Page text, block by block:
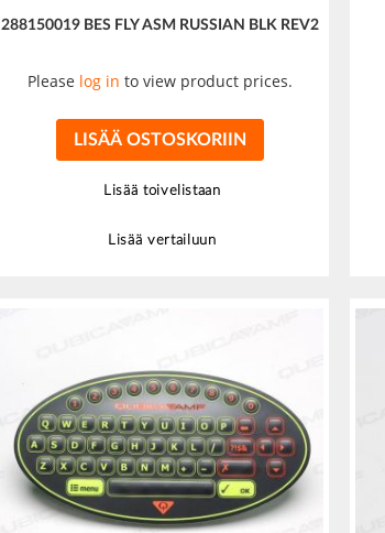
288150019 BES FLY ASM RUSSIAN BLK REV2
Please log in to view product prices.
LISÄÄ OSTOSKORIIN
Lisää toivelistaan
Lisää vertailuun